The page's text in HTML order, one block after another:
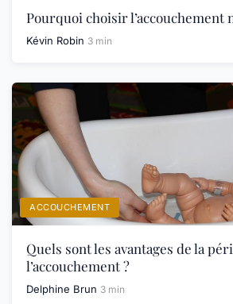
Pourquoi choisir l’accouchement
Kévin Robin 3 min
ACCOUCHEMENT
Quels sont les avantages de la
l’accouchement ?
Delphine Brun 3 min